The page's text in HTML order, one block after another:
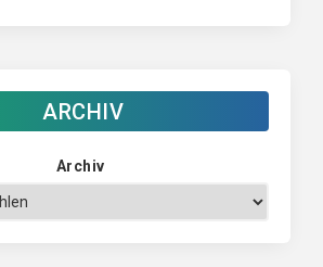
ARCHIV
Archiv